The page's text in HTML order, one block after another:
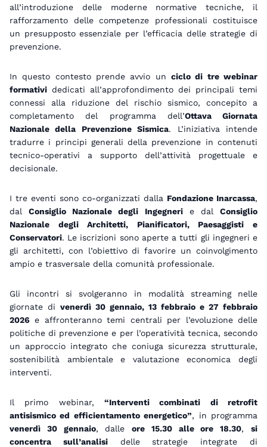
all’introduzione delle moderne normative tecniche, il
rafforzamento delle competenze professionali costituisce
un presupposto essenziale per l’efficacia delle strategie di
prevenzione.
In questo contesto prende avvio un ciclo di tre webinar
formativi dedicati all’approfondimento dei principali temi
connessi alla riduzione del rischio sismico, concepito a
completamento del programma dell’Ottava Giornata
Nazionale della Prevenzione Sismica. L’iniziativa intende
tradurre i principi generali della prevenzione in contenuti
tecnico-operativi a supporto dell’attività progettuale e
decisionale.
I tre eventi sono co-organizzati dalla Fondazione Inarcassa,
dalConsiglio Nazionale degli Ingegnerie dalConsiglio
Nazionale degli Architetti, Pianificatori, Paesaggisti e
Conservatori. Le iscrizioni sono aperte a tutti gli ingegneri e
gli architetti, con l’obiettivo di favorire un coinvolgimento
ampio e trasversale della comunità professionale.
Gli incontri si svolgeranno in modalità streaming nelle
giornate di venerdì 30 gennaio, 13 febbraio e 27 febbraio
2026 e affronteranno temi centrali per l’evoluzione delle
politiche di prevenzione e per l’operatività tecnica, secondo
un approccio integrato che coniuga sicurezza strutturale,
sostenibilità ambientale e valutazione economica degli
interventi.
Il primo webinar, “Interventi combinati di retrofit
antisismico ed efficientamento energetico”, in programma
venerdì 30 gennaio, dalleore 15.30 alle ore 18.30,si
concentra sull’analisidelle strategie integrate di